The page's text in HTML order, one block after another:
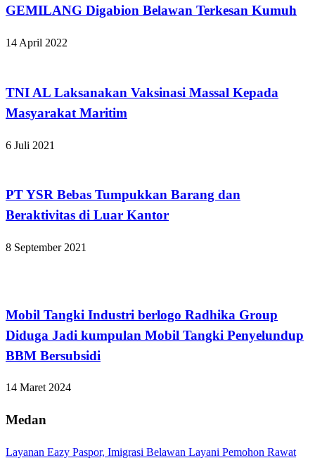
GEMILANG Digabion Belawan Terkesan Kumuh
14 April 2022
TNI AL Laksanakan Vaksinasi Massal Kepada
Masyarakat Maritim
6 Juli 2021
PT YSR Bebas Tumpukkan Barang dan
Beraktivitas di Luar Kantor
8 September 2021
Mobil Tangki Industri berlogo Radhika Group
Diduga Jadi kumpulan Mobil Tangki Penyelundup
BBM Bersubsidi
14 Maret 2024
Medan
Layanan Eazy Paspor, Imigrasi Belawan Layani Pemohon Rawat